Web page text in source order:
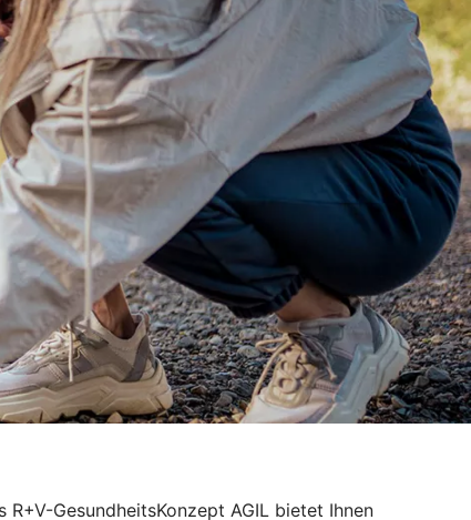
GesundheitsKonzept AGIL bietet Ihnen